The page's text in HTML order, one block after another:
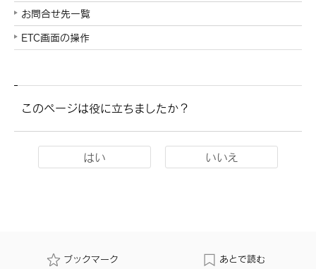
お問合せ先一覧
ETC画面の操作
このページは役に立ちましたか？
はい いいえ
ブックマーク あとで読む